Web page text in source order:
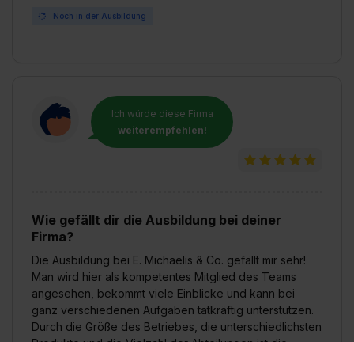
Noch in der Ausbildung
Ich würde diese Firma
weiterempfehlen!
Wie gefällt dir die Ausbildung bei deiner
Firma?
Die Ausbildung bei E. Michaelis & Co. gefällt mir sehr!
Man wird hier als kompetentes Mitglied des Teams
angesehen, bekommt viele Einblicke und kann bei
ganz verschiedenen Aufgaben tatkräftig unterstützen.
Durch die Größe des Betriebes, die unterschiedlichsten